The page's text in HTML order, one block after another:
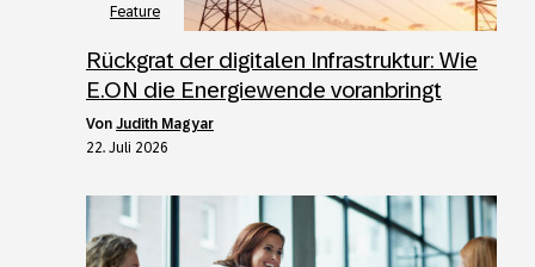
Feature
Rückgrat der digitalen Infrastruktur: Wie
E.ON die Energiewende voranbringt
von Judith Magyar
22. Juli 2026